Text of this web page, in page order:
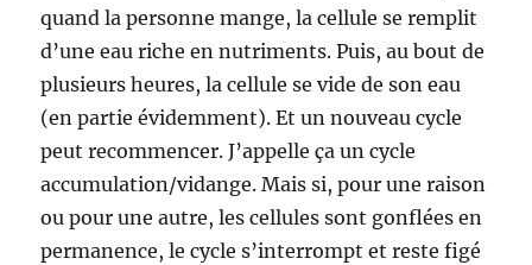
quand la personne mange, la cellule se remplit
d’une eau riche en nutriments. Puis, au bout de
plusieurs heures, la cellule se vide de son eau
(en partie évidemment). Et un nouveau cycle
peut recommencer. J’appelle ça un cycle
accumulation/vidange. Mais si, pour une raison
ou pour une autre, les cellules sont gonflées en
permanence, le cycle s’interrompt et reste figé